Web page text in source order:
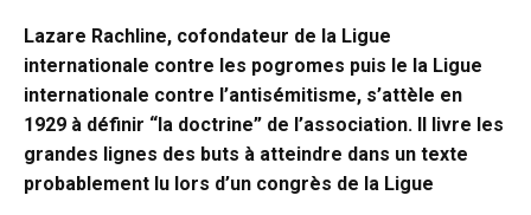
Lazare Rachline, cofondateur de la Ligue
internationale contre les pogromes puis le la Ligue
internationale contre l’antisémitisme, s’attèle en
1929 à définir “la doctrine” de l’association. Il livre les
grandes lignes des buts à atteindre dans un texte
probablement lu lors d’un congrès de la Ligue